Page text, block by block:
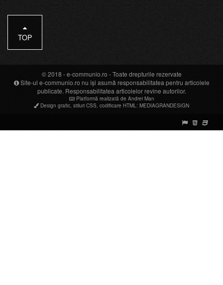
TOP
© 2018 -e-communio.ro - Toate drepturile rezervate
Site-ul e-communio.ro nu își asumă responsabilitatea pentru articolele
publicate. Responsabilitatea articolelor revine autorilor.
Platformă realizată de Andrei Man
Design grafic, stiluri CSS, codificare HTML: MEDIAGRANDESIGN